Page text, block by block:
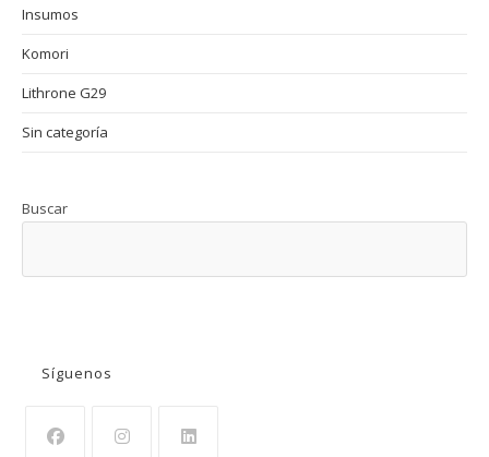
Insumos
Komori
Lithrone G29
Sin categoría
Buscar
Síguenos